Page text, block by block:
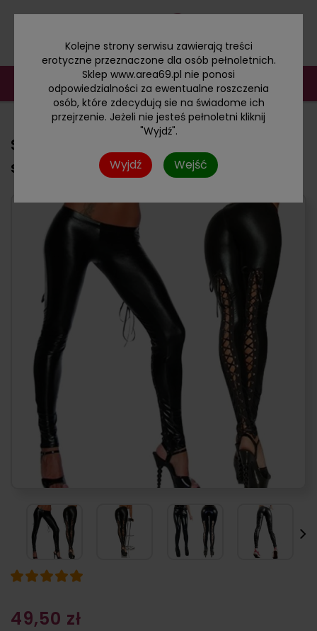
Kolejne strony serwisu zawierają treści
erotyczne przeznaczone dla osób pełnoletnich.
Sklep www.area69.pl nie ponosi
odpowiedzialności za ewentualne roszczenia
osób, które zdecydują sie na świadome ich
przejrzenie. Jeżeli nie jesteś pełnoletni kliknij
"Wyjdź".
Wyjdź Wejść
Seksowne, błyszczące legginsy
sznurowane z tyłu S/M
49,50 zł